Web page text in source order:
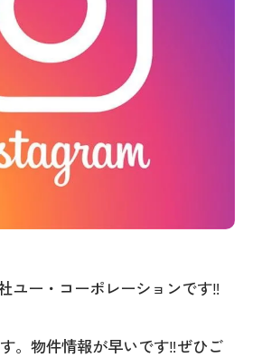
ユー・コーポレーションです‼
。物件情報が早いです‼ぜひご